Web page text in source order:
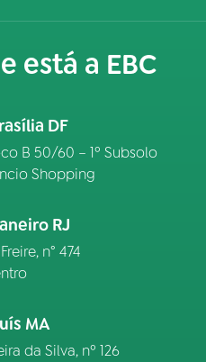
está a EBC
DF
B 50/60 – 1º Subsolo
Shopping
RJ
n° 474
MA
da Silva, nº 126